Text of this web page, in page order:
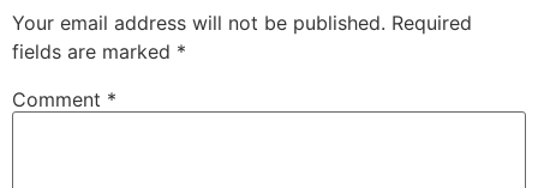
Your email address will not be published. Required
fields are marked *
Comment *